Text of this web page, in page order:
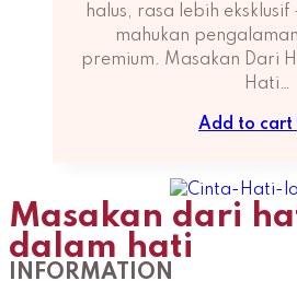
halus, rasa lebih eksklusif
mahukan
premium. Masakan Dari
Hati…
Add to cart
Masakan dari
dalam hati
INFORMATION